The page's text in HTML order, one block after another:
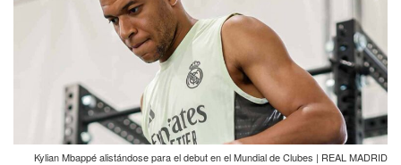
Kylian Mbappé alistándose para el debut en el Mundial de Clubes | REAL MADRID